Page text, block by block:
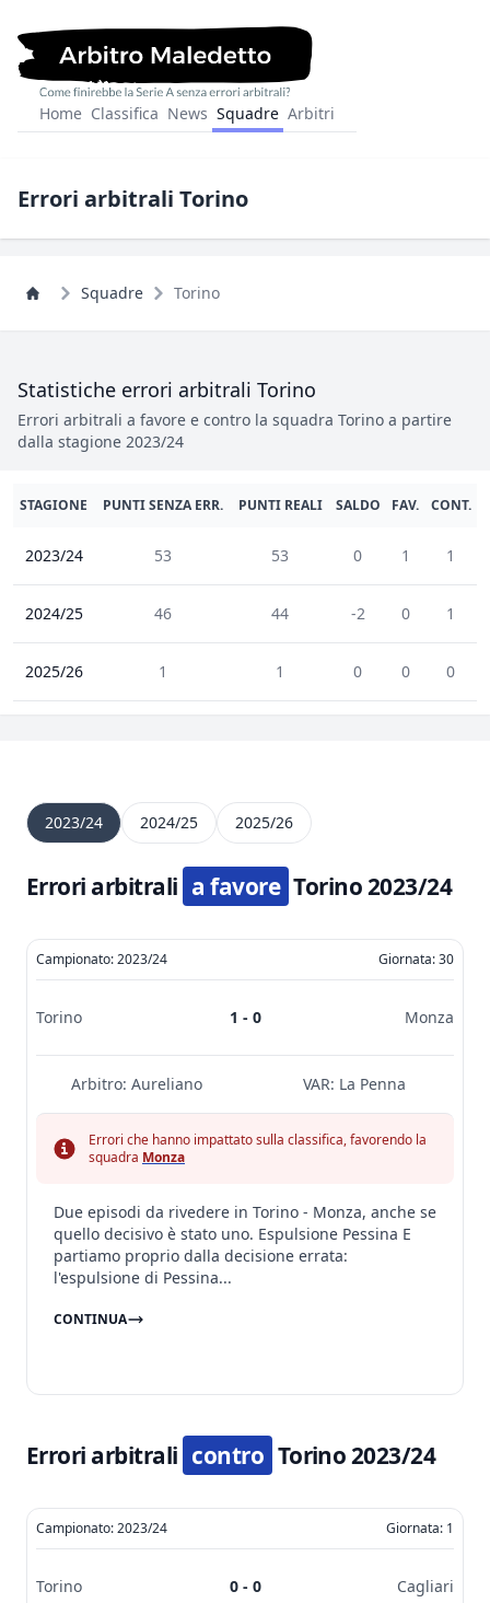
Home Classifica News Squadre Arbitri
Errori arbitrali Torino
Squadre Torino
Statistiche errori arbitrali Torino
Errori arbitrali a favore e contro la squadra Torino a partire
dalla stagione 2023/24
STAGIONE PUNTI SENZA ERR. PUNTI REALI SALDO FAV. CONT.
2023/24 53 53 0 1 1
2024/25 46 44 -2 0 1
2025/26 1 1 0 0 0
2023/24 2024/25 2025/26
Errori arbitrali a favore Torino 2023/24
Campionato: 2023/24 Giornata: 30
Torino 1 - 0 Monza
Arbitro: Aureliano VAR: La Penna
Errori che hanno impattato sulla classifica, favorendo la
squadra Monza
Due episodi da rivedere in Torino - Monza, anche se
quello decisivo è stato uno. Espulsione Pessina E
partiamo proprio dalla decisione errata:
l'espulsione di Pessina...
CONTINUA
Errori arbitrali contro Torino 2023/24
Campionato: 2023/24 Giornata: 1
Torino 0 - 0 Cagliari